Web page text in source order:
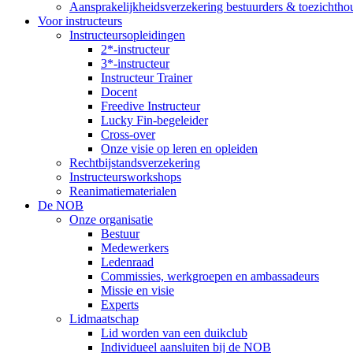
Aansprakelijkheidsverzekering bestuurders &
Voor instructeurs
Instructeursopleidingen
2*-instructeur
3*-instructeur
Instructeur Trainer
Docent
Freedive Instructeur
Lucky Fin-begeleider
Cross-over
Onze visie op leren en opleiden
Rechtbijstandsverzekering
Instructeursworkshops
Reanimatiematerialen
De NOB
Onze organisatie
Bestuur
Medewerkers
Ledenraad
Commissies, werkgroepen en ambassadeurs
Missie en visie
Experts
Lidmaatschap
Lid worden van een duikclub
Individueel aansluiten bij de NOB